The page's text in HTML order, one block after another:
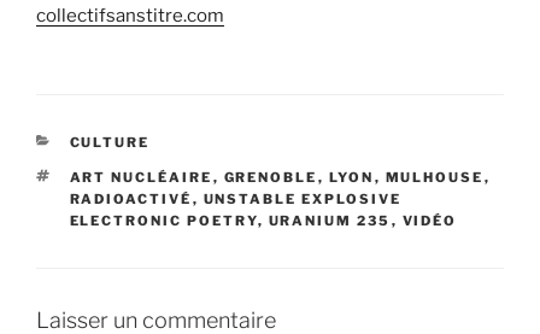
collectifsanstitre.com
CATÉGORIES
CULTURE
ÉTIQUETTES
ART NUCLÉAIRE , GRENOBLE , LYON , MULHOUSE ,
RADIOACTIVÉ , UNSTABLE EXPLOSIVE
ELECTRONIC POETRY, URANIUM 235 , VIDÉO
Laisser un commentaire